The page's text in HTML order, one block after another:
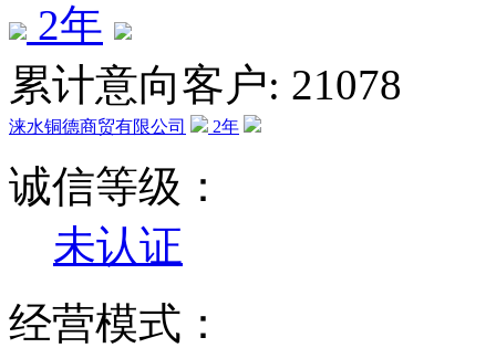
2年
累计意向客户: 21078
涞水铜德商贸有限公司 2年
诚信等级：
未认证
经营模式：